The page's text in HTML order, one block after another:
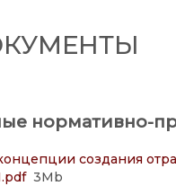
нормативно-
создания
3Mb